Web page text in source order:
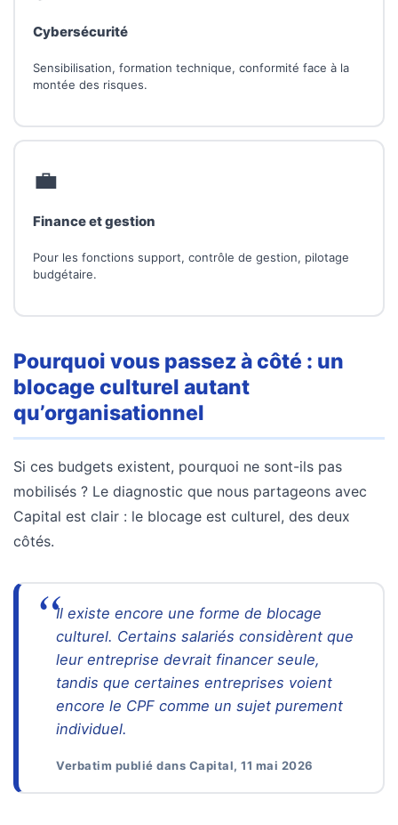
Cybersécurité
Sensibilisation, formation technique, conformité face à la
montée des risques.
💼
Finance et gestion
Pour les fonctions support, contrôle de gestion, pilotage
budgétaire.
Pourquoi vous passez à côté : un
blocage culturel autant
qu’organisationnel
Si ces budgets existent, pourquoi ne sont-ils pas
mobilisés ? Le diagnostic que nous partageons avec
Capital est clair : le blocage est culturel, des deux
côtés.
Il existe encore une forme de blocage
culturel. Certains salariés considèrent que
leur entreprise devrait financer seule,
tandis que certaines entreprises voient
encore le CPF comme un sujet purement
individuel.
Verbatim publié dans Capital, 11 mai 2026